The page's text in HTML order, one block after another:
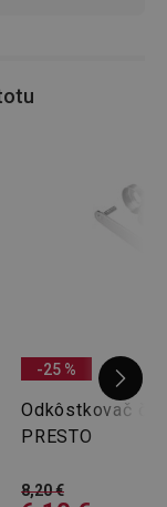
-25 %
Odkôstkovač
PRESTO
8,20 €